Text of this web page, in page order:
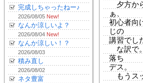
完成しちゃったねー♪
2026/08/05 New!
なんか涼しいよ？
2026/08/04 New!
なんか涼しい！？
2026/08/03
積み直し
2026/08/02
ネタ豊富
夕方か
ぁ、
初心者向
じの
講習でし
な訳で
落ち
デス。
もうス